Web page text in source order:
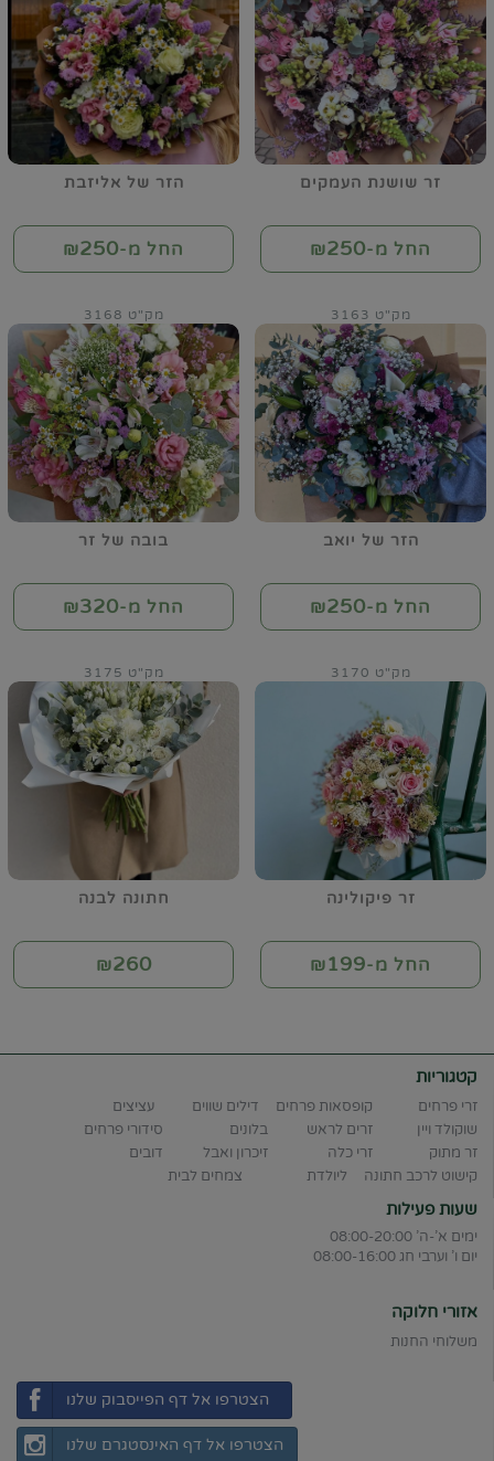
זר שושנת העמקים
החל מ-₪250
הזר של אליזבת
החל מ-₪250
הזר של יואב
מק"ט 3163
החל מ-₪250
בובה של זר
מק"ט 3168
החל מ-₪320
זר פיקולינה
מק"ט 3170
החל מ-₪199
חתונה לבנה
מק"ט 3175
₪260
קטגוריות
זרי פרחים קופסאות פרחים דילים שווים
עציצים
שוקולד ויין
זרים לראש בלונים
סידורי פרחים
זר מתוק
זרי כלה זיכרון ואבל
דובים
קישוט לרכב חתונה
ליולדת צמחים לבית
שעות פעילות
ימים א'-ה' 08:00-20:00
יום ו' וערבי חג 08:00-16:00
אזורי חלוקה
משלוחי החנות
הצטרפו אל דף הפייסבוק שלנו
הצטרפו אל דף האינסטגרם שלנו